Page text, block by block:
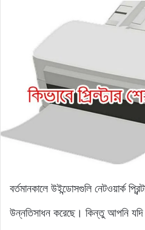
বর্তমানকালে উইন্ডোসগুলি নেটওয়ার্ক
উন্নতিসাধন করেছে। কিন্তু আপনি যদি